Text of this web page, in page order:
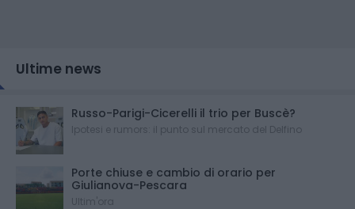
Ultime news
Russo-Parigi-Cicerelli il trio per Buscè?
Ipotesi e rumors: il punto sul mercato del Delfino
Porte chiuse e cambio di orario per
Giulianova-Pescara
Ultim'ora